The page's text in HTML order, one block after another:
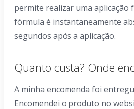
permite realizar uma aplicação
fórmula é instantaneamente
segundos após a aplicação.
Quanto custa? Onde
A minha encomenda foi
Encomendei o produto no